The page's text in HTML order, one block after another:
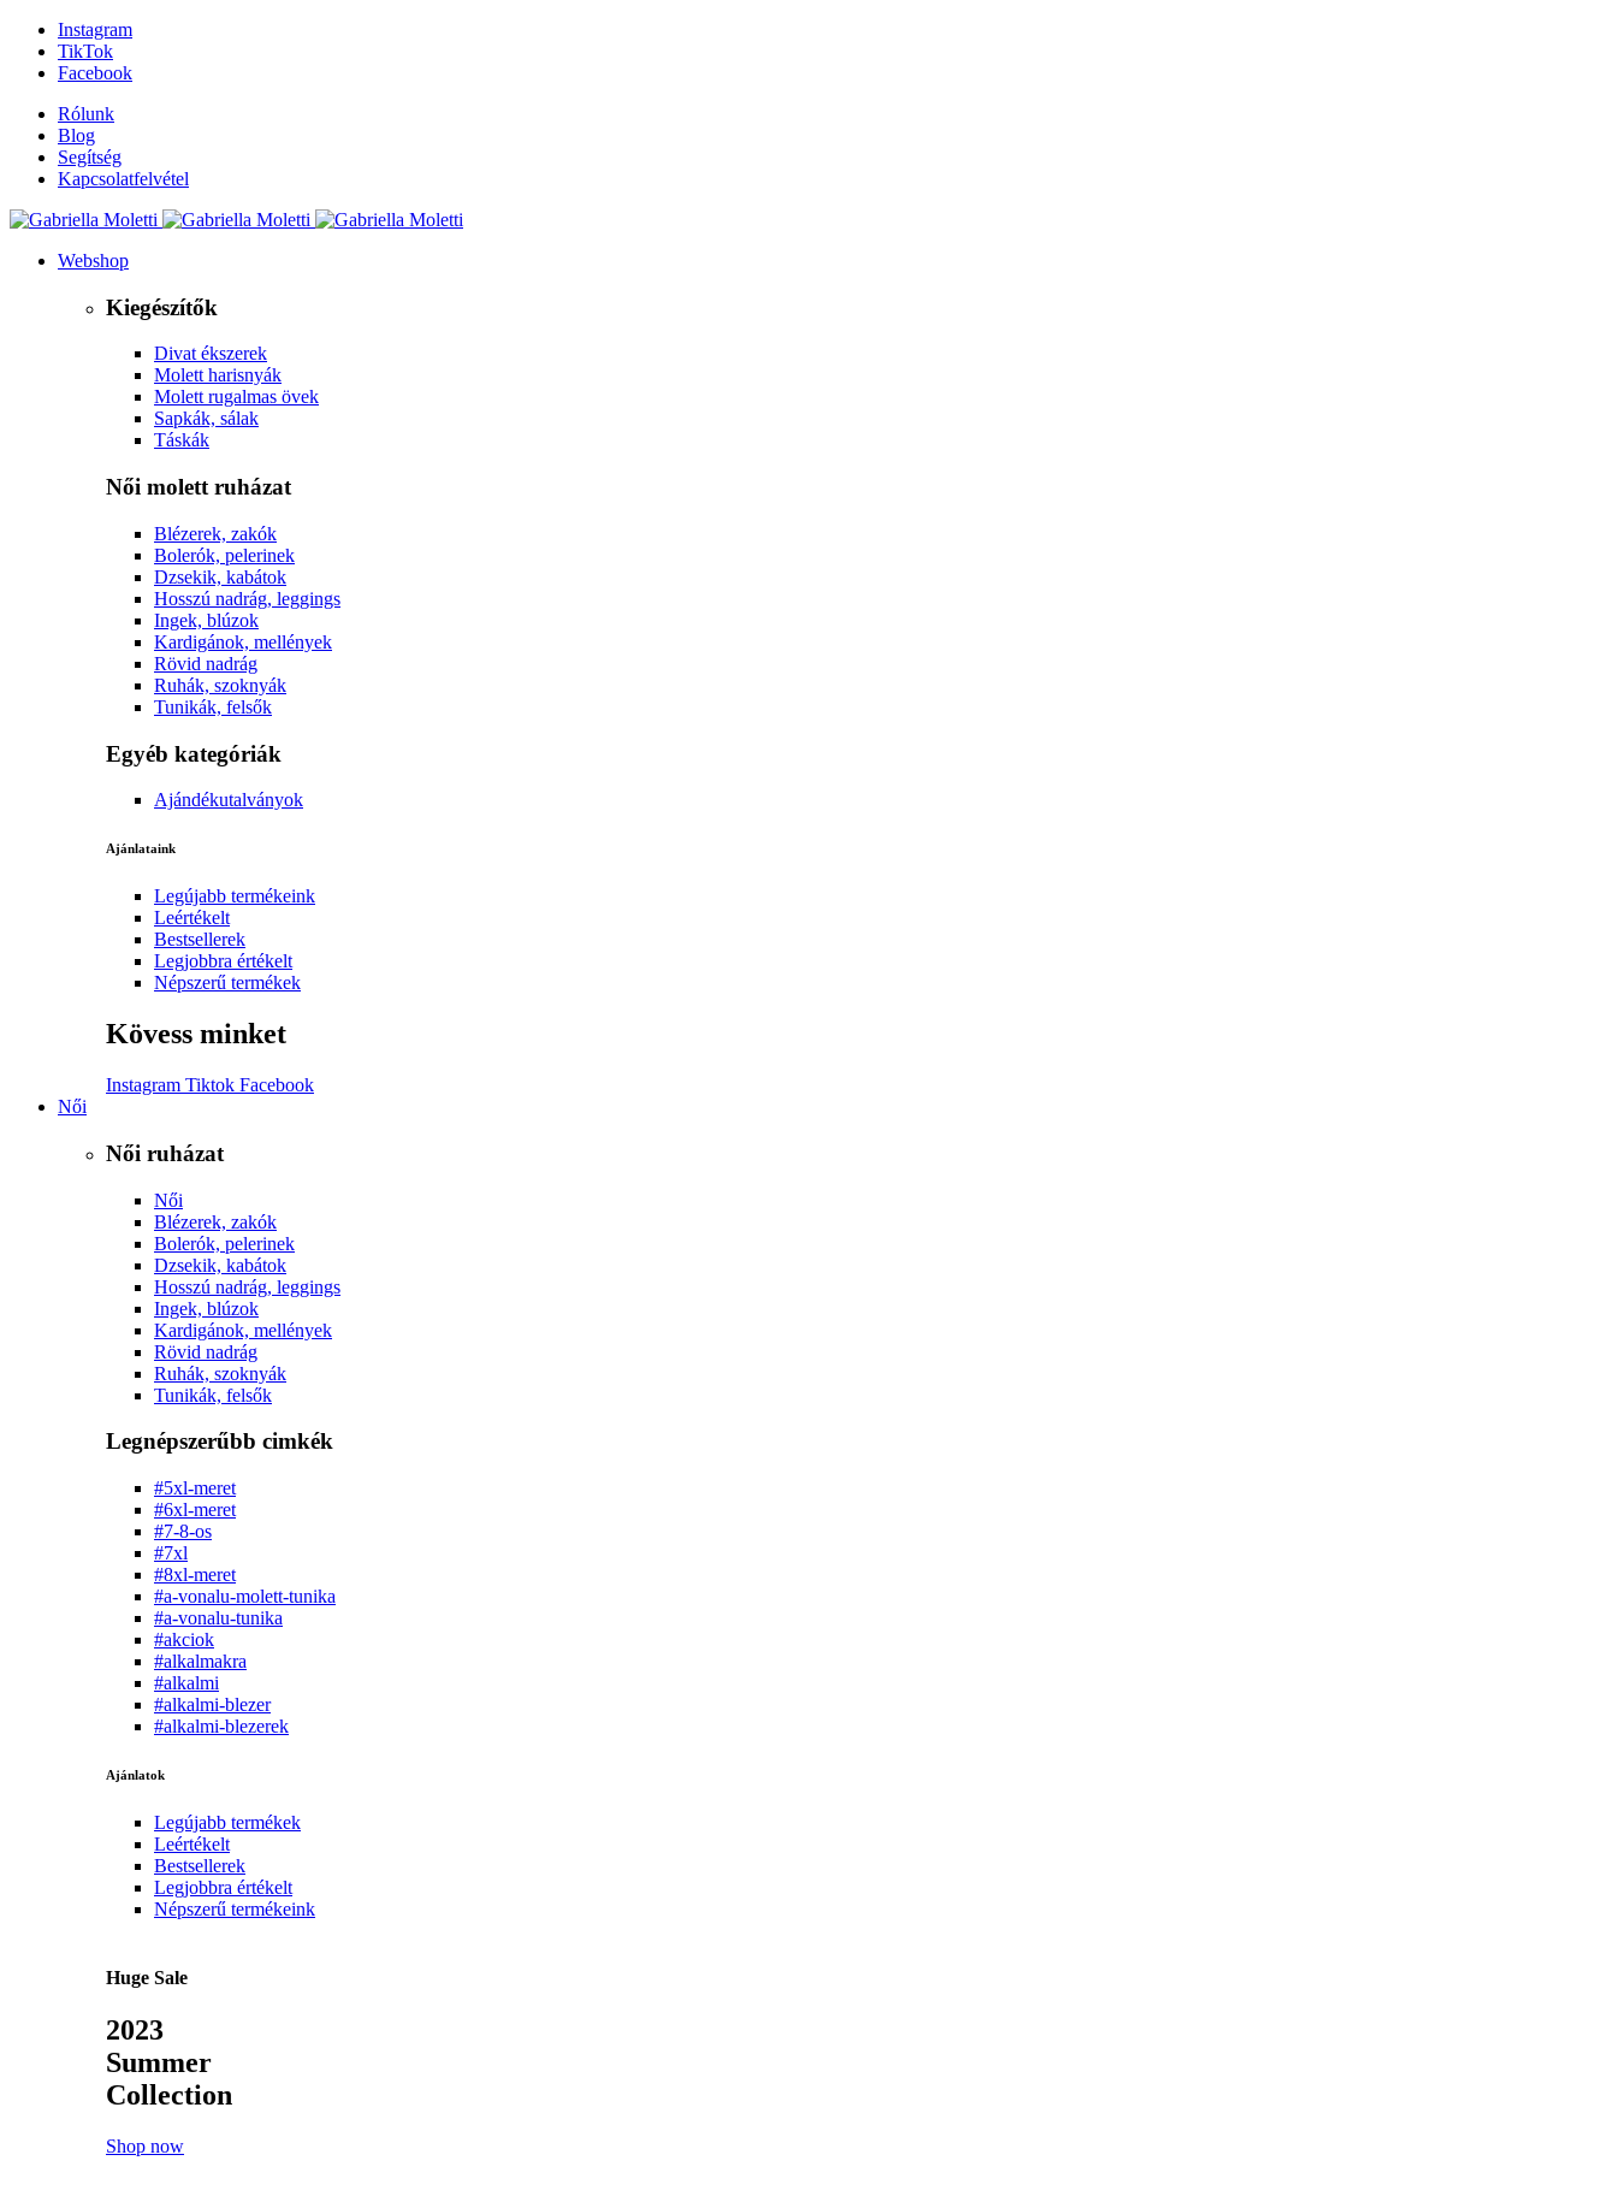
Instagram
TikTok
Facebook
Rólunk
Blog
Segítség
Kapcsolatfelvétel
Webshop
Kiegészítők
Divat ékszerek
Molett harisnyák
Molett rugalmas övek
Sapkák, sálak
Táskák
Női molett ruházat
Blézerek, zakók
Bolerók, pelerinek
Dzsekik, kabátok
Hosszú nadrág, leggings
Ingek, blúzok
Kardigánok, mellények
Rövid nadrág
Ruhák, szoknyák
Tunikák, felsők
Egyéb kategóriák
Ajándékutalványok
Ajánlataink
Legújabb termékeink
Leértékelt
Bestsellerek
Legjobbra értékelt
Népszerű termékek
Kövess minket
Instagram Tiktok Facebook
Női
Női ruházat
Női
Blézerek, zakók
Bolerók, pelerinek
Dzsekik, kabátok
Hosszú nadrág, leggings
Ingek, blúzok
Kardigánok, mellények
Rövid nadrág
Ruhák, szoknyák
Tunikák, felsők
Legnépszerűbb cimkék
#5xl-meret
#6xl-meret
#7-8-os
#7xl
#8xl-meret
#a-vonalu-molett-tunika
#a-vonalu-tunika
#akciok
#alkalmakra
#alkalmi
#alkalmi-blezer
#alkalmi-blezerek
Ajánlatok
Legújabb termékek
Leértékelt
Bestsellerek
Legjobbra értékelt
Népszerű termékeink
Huge Sale
2023
Summer
Collection
Shop now